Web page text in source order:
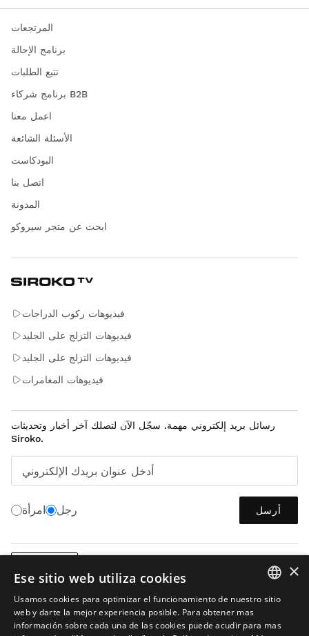
المرتجعات
برنامج الإحالة
تتبع الطلبات
برنامج شركاء B2B
اعمل معنا
الأسئلة الشائعة
البودكاست
اتصل بنا
المدونة
ابحث عن متجر سيروكو
فيديوهات ركوب الدراجات
فيديوهات التزلج على الجليد
فيديوهات التزلج على الجليد
فيديوهات المغامرات
رسائل بريد إلكتروني مهمة. سجّل الآن لتصلك آخر أخبار وتحديثات
Siroko.
أدخل عنوان بريدك الإلكتروني
امرأة رجل أرسل
SPANISH
ENGLISH
×
Ese sitio web utiliza cookies
Usamos cookies para optimizar el funcionamiento de nuestro sitio
web y darte la mejor experiencia posible. Para obtener mas
información sobre cada una de las cookies puede acudir para mas